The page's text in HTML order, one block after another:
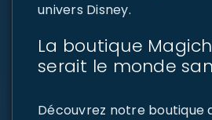
univers Disney.
La boutique
serait le monde
Découvrez notre boutique